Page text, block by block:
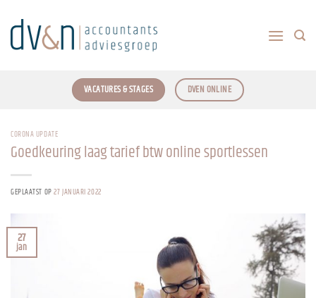
naar
inhoud
VACATURES & STAGES DVEN ONLINE
CORONA UPDATE
Goedkeuring laag tarief btw online sportlessen
GEPLAATST OP27 JANUARI 2022
27
jan